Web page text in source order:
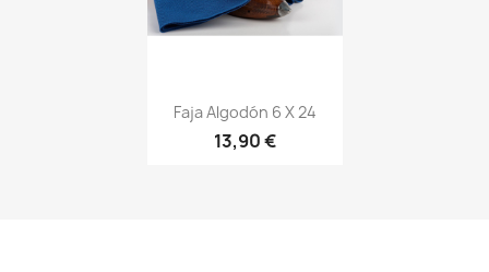
Vista rápida
+20
Faja Algodón 6 X 24
13,90 €